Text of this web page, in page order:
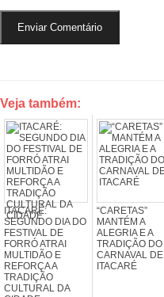
Veja também:
ITACARÉ:
SEGUNDO DIA DO
FESTIVAL DE
FORRÓ ATRAI
MULTIDÃO E
REFORÇA A
TRADIÇÃO
CULTURAL DA
“CARETAS”
MANTÉM A
ALEGRIA E A
TRADIÇÃO DO
CARNAVAL DE
ITACARÉ